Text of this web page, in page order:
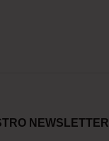
NEWSLETTER